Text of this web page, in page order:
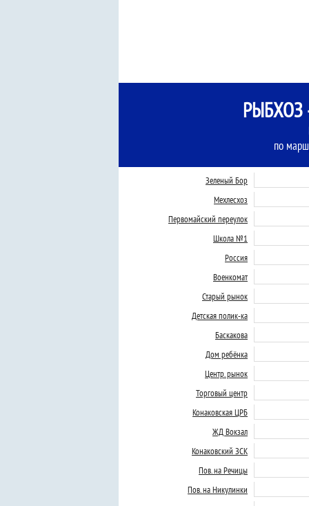
РЫБХОЗ
по
Зеленый Бор
Мехлесхоз
Первомайский переулок
Школа №1
Россия
Военкомат
Старый рынок
Детская полик-ка
Баскакова
Дом ребёнка
Центр. рынок
Торговый центр
Конаковская ЦРБ
ЖД Вокзал
Конаковский ЗСК
Пов. на Речицы
Пов. на Никулинки